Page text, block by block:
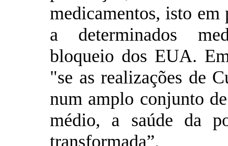
medicamentos, isto
a determinados
bloqueio dos EUA.
"se as realizações de
num amplo conjunto
médio, a saúde da
transformada”.